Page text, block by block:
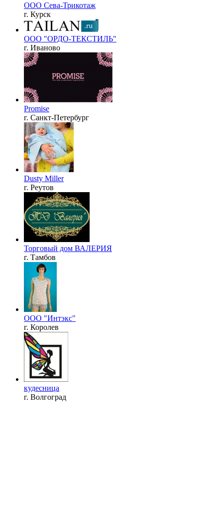
ООО Сева-Трикотаж
г. Курск
ООО "ОРДО-ТЕКСТИЛЬ"
г. Иваново
Promise
г. Санкт-Петербург
Dusty Miller
г. Реутов
Торговый дом ВАЛЕРИЯ
г. Тамбов
ООО "Интэкс"
г. Королев
кудесница
г. Волгоград